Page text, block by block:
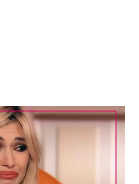
Cucina e Ricette
Consigli di Cucina